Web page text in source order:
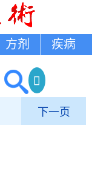
方剂 疾病
下一页